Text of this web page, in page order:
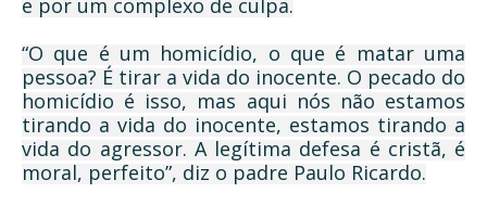
e por um complexo de culpa.
“O que é um homicídio, o que é matar uma
pessoa? É tirar a vida do inocente. O pecado do
homicídio é isso, mas aqui nós não estamos
tirando a vida do inocente, estamos tirando a
vida do agressor. A legítima defesa é cristã, é
moral, perfeito”, diz o padre Paulo Ricardo.